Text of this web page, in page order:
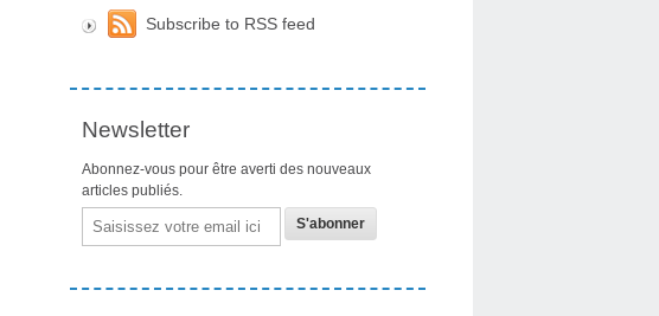
Subscribe to RSS feed
Newsletter
Abonnez-vous pour être averti des nouveaux
articles publiés.
Email